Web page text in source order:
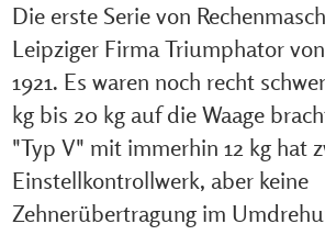
Die erste Serie von
Leipziger Firma Triumphator
1921. Es waren noch recht
kg bis 20 kg auf die Waage
"Typ V" mit immerhin 12 kg hat
Einstellkontrollwerk, aber keine
Zehnerübertragung im